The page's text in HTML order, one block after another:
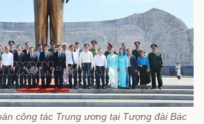
công tác Trung ương tại Tượng đài Bác